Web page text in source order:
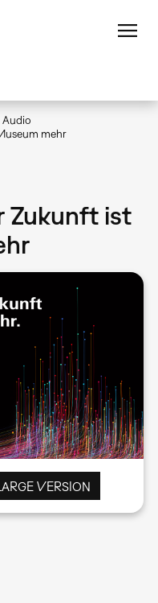
Audio
mehr
Zukunft ist
VERSION